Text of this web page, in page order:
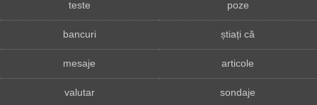
teste poze
bancuri știați că
mesaje articole
valutar sondaje